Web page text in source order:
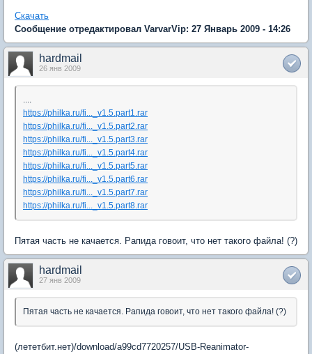
Скачать
Сообщение отредактировал VarvarVip: 27 Январь 2009 - 14:26
hardmail
26 янв 2009
....
https://philka.ru/fi..._v1.5.part1.rar
https://philka.ru/fi..._v1.5.part2.rar
https://philka.ru/fi..._v1.5.part3.rar
https://philka.ru/fi..._v1.5.part4.rar
https://philka.ru/fi..._v1.5.part5.rar
https://philka.ru/fi..._v1.5.part6.rar
https://philka.ru/fi..._v1.5.part7.rar
https://philka.ru/fi..._v1.5.part8.rar
Пятая часть не качается. Рапида говоит, что нет такого файла! (?)
hardmail
27 янв 2009
Пятая часть не качается. Рапида говоит, что нет такого файла! (?)
(лететбит.нет)/download/a99cd7720257/USB-Reanimator-